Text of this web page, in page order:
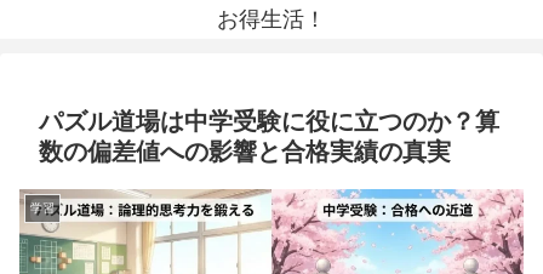
お得生活！
パズル道場は中学受験に役に立つのか？算
数の偏差値への影響と合格実績の真実
学習